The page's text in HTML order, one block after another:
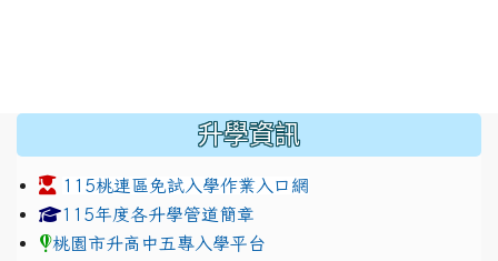
升學資訊
115桃連區免試入學作業入口網
link to https://www.jhjhs.tyc.edu.tw/modules/
115年度各升學管道簡章
桃園市升高中五專入學平台